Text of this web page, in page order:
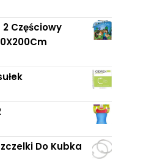
Częściowy
Do Kubka